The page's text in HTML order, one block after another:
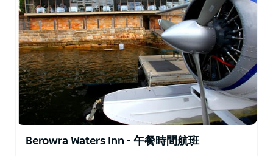
Berowra Waters Inn - 午餐時間航班